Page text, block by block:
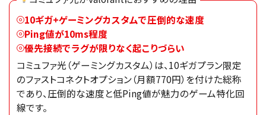
10ギガ+ゲーミングカスタムで圧倒的な速度
Ping値が10ms程度
優先接続でラグが限りなく起こりづらい
コミュファ光（ゲーミングカスタム）は、10ギガプラン限定
のファストコネクトオプション（月額770円）を付けた総称
であり、圧倒的な速度と低Ping値が魅力のゲーム特化回
線です。